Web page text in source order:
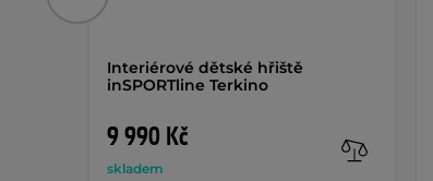
Interiérové dětské hřiště
inSPORTline Terkino
9 990 Kč
skladem